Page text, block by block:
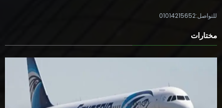
للتواصل:01014215652
مختارات